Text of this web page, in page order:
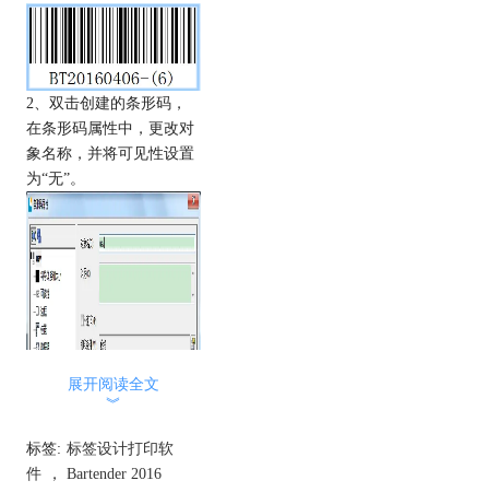
2、双击创建的条形码，
在条形码属性中，更改对
象名称，并将可见性设置
为“无”。
展开阅读全文
︾
标签: 标签设计打印软
件
， Bartender 2016